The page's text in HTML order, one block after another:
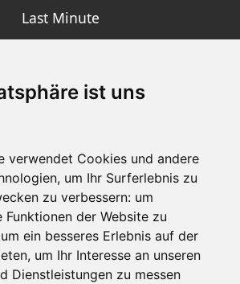
ist uns
verwendet Cookies und andere
um Ihr Surferlebnis zu
zu verbessern: um
Funktionen der Website zu
um ein besseres Erlebnis auf der
, um Ihr Interesse an unseren
Dienstleistungen zu messen
Last Minute
SKI APP
Ski APP für iOS und Android - Ein
und Schneefreaks!